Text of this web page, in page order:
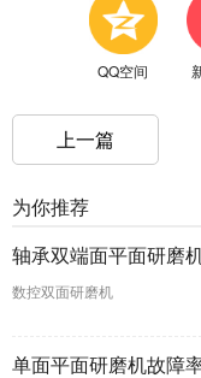
QQ空间
上一篇
为你推荐
轴承双端面平面研磨
数控双面研磨机
单面平面研磨机故障